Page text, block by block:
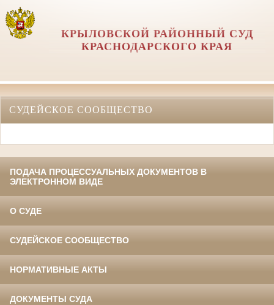
КРЫЛОВСКОЙ РАЙОННЫЙ СУД
КРАСНОДАРСКОГО КРАЯ
СУДЕЙСКОЕ СООБЩЕСТВО
ПОДАЧА ПРОЦЕССУАЛЬНЫХ ДОКУМЕНТОВ В
ЭЛЕКТРОННОМ ВИДЕ
О СУДЕ
СУДЕЙСКОЕ СООБЩЕСТВО
НОРМАТИВНЫЕ АКТЫ
ДОКУМЕНТЫ СУДА